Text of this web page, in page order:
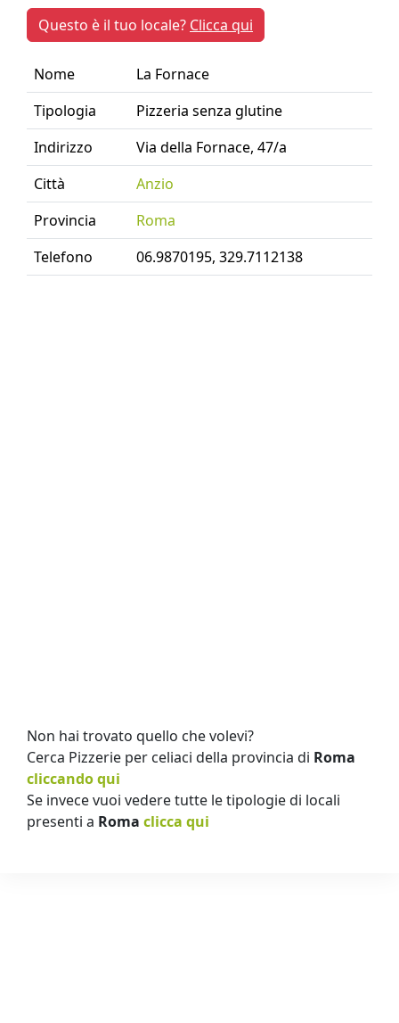
Questo è il tuo locale? Clicca qui
Nome
La Fornace
Tipologia
Pizzeria senza glutine
Indirizzo
Via della Fornace, 47/a
Città
Anzio
Provincia
Roma
Telefono
06.9870195, 329.7112138
Non hai trovato quello che volevi?
Cerca Pizzerie per celiaci della provincia di Roma
cliccando qui
Se invece vuoi vedere tutte le tipologie di locali
presenti a Roma clicca qui